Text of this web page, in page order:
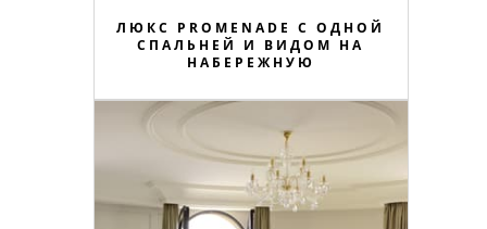
ЛЮКС PROMENADE С ОДНОЙ
СПАЛЬНЕЙ И ВИДОМ НА
НАБЕРЕЖНУЮ